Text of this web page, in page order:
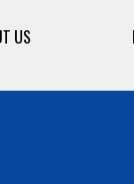
US